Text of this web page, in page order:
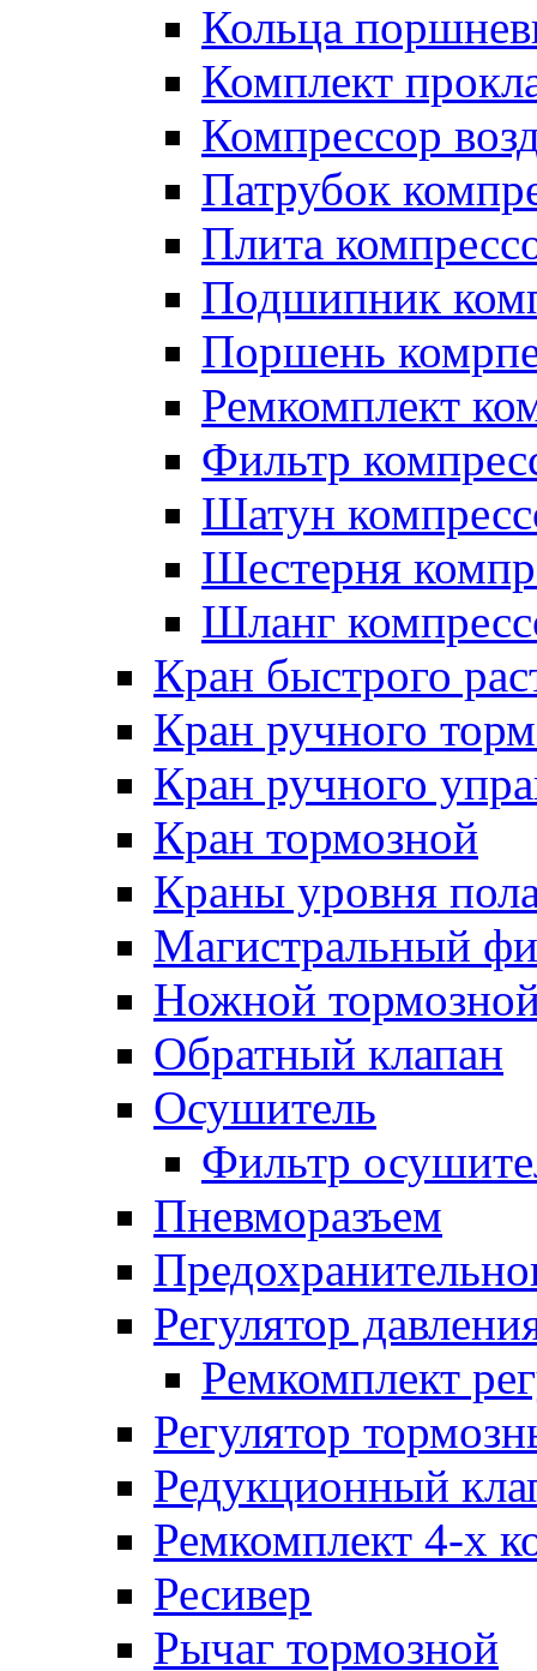
Кольца
Комплект
Компрессор
Патрубок
Плита
Подшипник
Поршень
Ремкомплект
Фильтр
Шатун
Шестерня
Шланг
Кран быстрого
Кран ручного
Кран ручного
Кран тормозной
Краны уровня
Магистральный
Ножной
Обратный клапан
Осушитель
Фильтр
Пневморазъем
Регулятор
Ремкомплект
Регулятор
Редукционный
Ремкомплект 4-х
Ресивер
Рычаг тормозной